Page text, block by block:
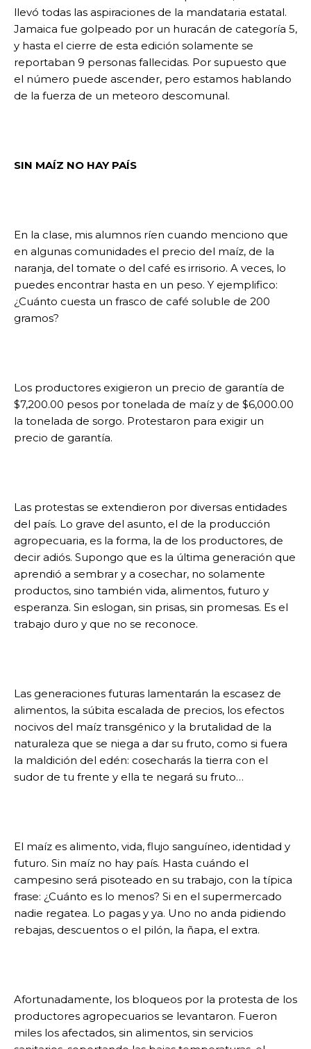
llevó todas las aspiraciones de la mandataria estatal.
Jamaica fue golpeado por un huracán de categoría 5,
y hasta el cierre de esta edición solamente se
reportaban 9 personas fallecidas. Por supuesto que
el número puede ascender, pero estamos hablando
de la fuerza de un meteoro descomunal.
SIN MAÍZ NO HAY PAÍS
En la clase, mis alumnos ríen cuando menciono que
en algunas comunidades el precio del maíz, de la
naranja, del tomate o del café es irrisorio. A veces, lo
puedes encontrar hasta en un peso. Y ejemplifico:
¿Cuánto cuesta un frasco de café soluble de 200
gramos?
Los productores exigieron un precio de garantía de
$7,200.00 pesos por tonelada de maíz y de $6,000.00
la tonelada de sorgo. Protestaron para exigir un
precio de garantía.
Las protestas se extendieron por diversas entidades
del país. Lo grave del asunto, el de la producción
agropecuaria, es la forma, la de los productores, de
decir adiós. Supongo que es la última generación que
aprendió a sembrar y a cosechar, no solamente
productos, sino también vida, alimentos, futuro y
esperanza. Sin eslogan, sin prisas, sin promesas. Es el
trabajo duro y que no se reconoce.
Las generaciones futuras lamentarán la escasez de
alimentos, la súbita escalada de precios, los efectos
nocivos del maíz transgénico y la brutalidad de la
naturaleza que se niega a dar su fruto, como si fuera
la maldición del edén: cosecharás la tierra con el
sudor de tu frente y ella te negará su fruto…
El maíz es alimento, vida, flujo sanguíneo, identidad y
futuro. Sin maíz no hay país. Hasta cuándo el
campesino será pisoteado en su trabajo, con la típica
frase: ¿Cuánto es lo menos? Si en el supermercado
nadie regatea. Lo pagas y ya. Uno no anda pidiendo
rebajas, descuentos o el pilón, la ñapa, el extra.
Afortunadamente, los bloqueos por la protesta de los
productores agropecuarios se levantaron. Fueron
miles los afectados, sin alimentos, sin servicios